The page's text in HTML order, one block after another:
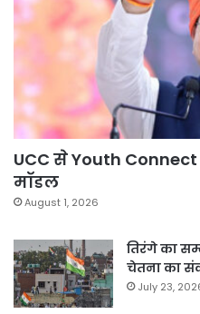
UCC से Youth
मॉडल
August 1, 2026
तिरंगे का
चेतना का
July 23,